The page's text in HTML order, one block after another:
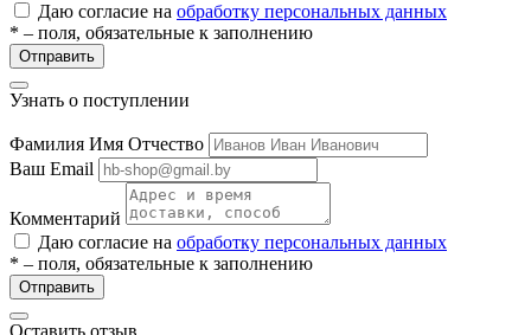
Даю согласие на обработку персональных данных
* – поля, обязательные к заполнению
Отправить
Узнать о поступлении
Фамилия Имя Отчество
Ваш Email
Комментарий
Даю согласие на обработку персональных данных
* – поля, обязательные к заполнению
Отправить